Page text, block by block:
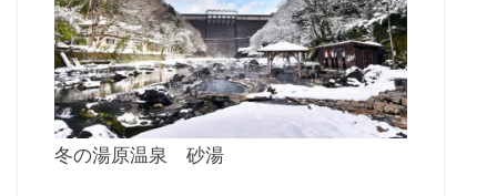
冬の湯原温泉 砂湯